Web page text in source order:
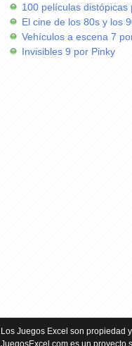
100 películas distópicas
El cine de los 80s y los
Vehículos a escena 7
Invisibles 9 por Pinky
Los Juegos Excel son propiedad
JuegosExcel.com es un proyecto